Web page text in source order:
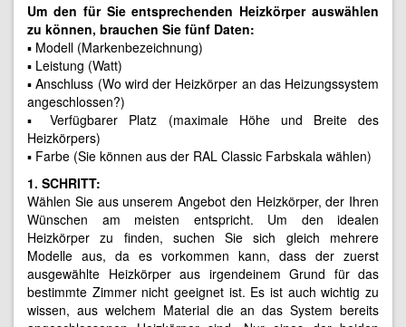
Um den für Sie entsprechenden Heizkörper auswählen
zu können, brauchen Sie fünf Daten:
▪ Modell (Markenbezeichnung)
▪ Leistung (Watt)
▪ Anschluss (Wo wird der Heizkörper an das Heizungssystem
angeschlossen?)
▪ Verfügbarer Platz (maximale Höhe und Breite des
Heizkörpers)
▪ Farbe (Sie können aus der RAL Classic Farbskala wählen)
1. SCHRITT:
Wählen Sie aus unserem Angebot den Heizkörper, der Ihren
Wünschen am meisten entspricht. Um den idealen
Heizkörper zu finden, suchen Sie sich gleich mehrere
Modelle aus, da es vorkommen kann, dass der zuerst
ausgewählte Heizkörper aus irgendeinem Grund für das
bestimmte Zimmer nicht geeignet ist. Es ist auch wichtig zu
wissen, aus welchem Material die an das System bereits